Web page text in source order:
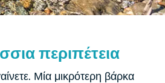
περιπέτεια
Μία μικρότερη βάρκα